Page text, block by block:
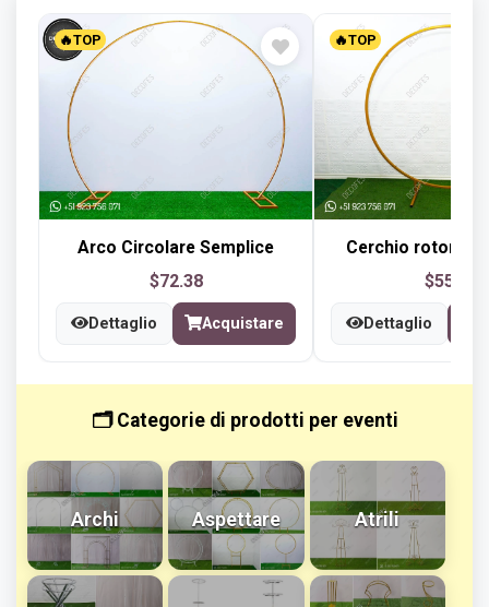
🔥TOP
Arco Circolare Semplice
$72.38
Dettaglio Acquistare
🔥TOP
Cerchio rotondo
$55.01
Dettaglio
🗂️ Categorie di prodotti per eventi
Archi Aspettare Atrili